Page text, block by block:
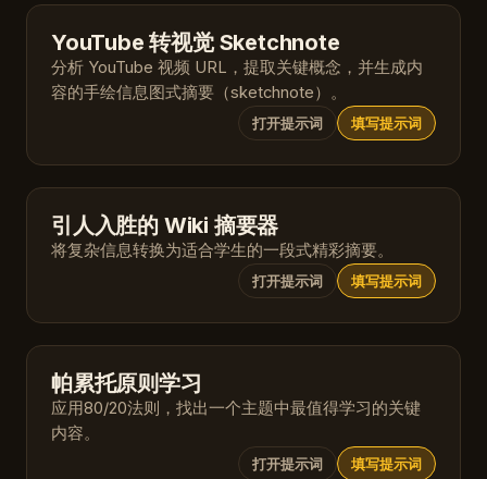
YouTube 转视觉 Sketchnote
分析 YouTube 视频 URL，提取关键概念，并生成内
容的手绘信息图式摘要（sketchnote）。
打开提示词 填写提示词
引人入胜的 Wiki 摘要器
将复杂信息转换为适合学生的一段式精彩摘要。
打开提示词 填写提示词
帕累托原则学习
应用80/20法则，找出一个主题中最值得学习的关键
内容。
打开提示词 填写提示词